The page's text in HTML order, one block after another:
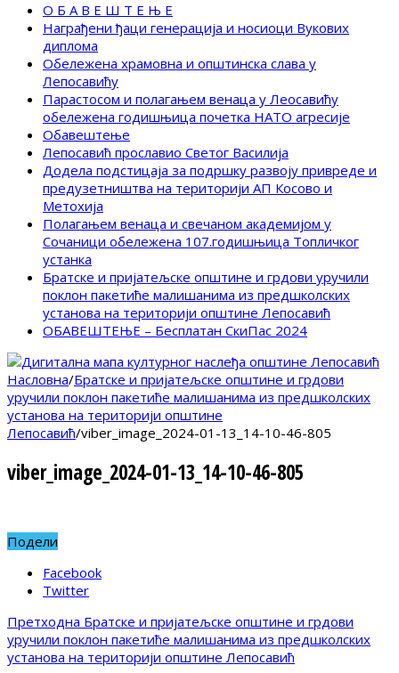
О Б А В Е Ш Т Е Њ Е
Награђени ђаци генерација и носиоци Вукових
диплома
Обележена храмовна и општинска слава у
Лепосавићу
Парастосом и полагањем венаца у Леосавићу
обележена годишњица почетка НАТО агресије
Обавештење
Лепосавић прославио Светог Василија
Додела подстицаја за подршку развоју привреде и
предузетништва на територији АП Косово и
Метохија
Полагањем венаца и свечаном академијом у
Сочаници обележена 107.годишњица Топличког
устанка
Братске и пријатељске општине и грдови уручили
поклон пакетиће малишанима из предшколских
установа на територији општине Лепосавић
ОБАВЕШТЕЊЕ – Бесплатан СкиПас 2024
Насловна/Братске и пријатељске општине и грдови
уручили поклон пакетиће малишанима из предшколских
установа на територији општине
Лепосавић/viber_image_2024-01-13_14-10-46-805
viber_image_2024-01-13_14-10-46-805
Подели
Facebook
Twitter
Претходна Братске и пријатељске општине и грдови
уручили поклон пакетиће малишанима из предшколских
установа на територији општине Лепосавић